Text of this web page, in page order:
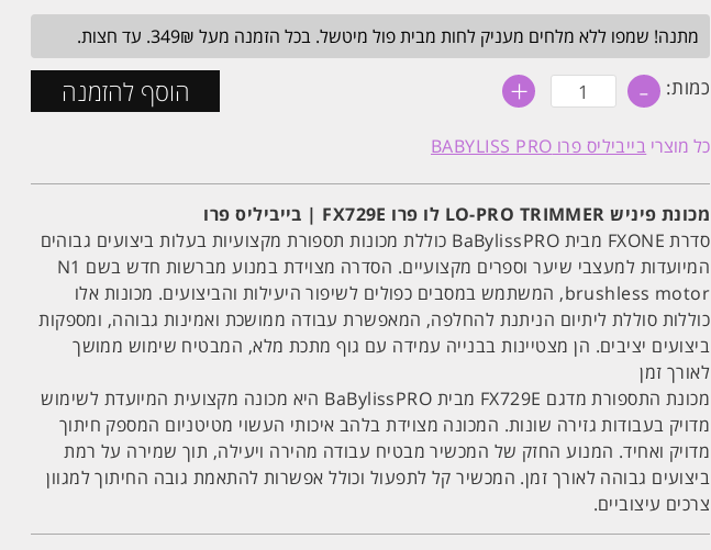
היה:
₪846.
הוא:
₪699.
מתנה! שמפו ללא מלחים מעניק לחות מבית פול מיטשל. בכל הזמנה מעל 349₪. עד חצות.
כמות: - כמות
של
פיניש
LO-
TRIMMER
לו
פרו
FX729E
|
בייביליס
פרו
+ הוסף להזמנה
כל מוצרי בייביליס פרו BABYLISS PRO
מכונת פיניש LO-PRO TRIMMER לו פרו FX729E | בייביליס פרו
סדרת FXONE מבית BaBylissPRO כוללת מכונות תספורת מקצועיות בעלות ביצועים גבוהים
המיועדות למעצבי שיער וספרים מקצועיים. הסדרה מצוידת במנוע מברשות חדש בשם N1
brushless motor, המשתמש במסבים כפולים לשיפור היעילות והביצועים. מכונות אלו
כוללות סוללת ליתיום הניתנת להחלפה, המאפשרת עבודה ממושכת ואמינות גבוהה, ומספקות
ביצועים יציבים. הן מצטיינות בבנייה עמידה עם גוף מתכת מלא, המבטיח שימוש ממושך
לאורך זמן
מכונת התספורת מדגם FX729E מבית BaBylissPRO היא מכונה מקצועית המיועדת לשימוש
מדויק בעבודות גזירה שונות. המכונה מצוידת בלהב איכותי העשוי מטיטניום המספק חיתוך
מדויק ואחיד. המנוע החזק של המכשיר מבטיח עבודה מהירה ויעילה, תוך שמירה על רמת
ביצועים גבוהה לאורך זמן. המכשיר קל לתפעול וכולל אפשרות להתאמת גובה החיתוך למגוון
צרכים עיצוביים.